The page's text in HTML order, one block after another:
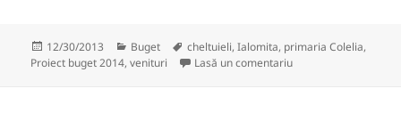
Publicat
pe
12/30/2013 Categorii
Buget Etichete
cheltuieli,Ialomita, primaria Colelia,
Proiect buget 2014,venituri Lasă un comentariula Proiect buget 2014